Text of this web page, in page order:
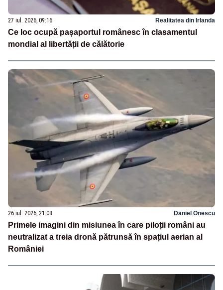
27 iul. 2026, 09:16 Realitatea din Irlanda
Ce loc ocupă pașaportul românesc în clasamentul
mondial al libertății de călătorie
26 iul. 2026, 21:08 Daniel Onescu
Primele imagini din misiunea în care piloții români au
neutralizat a treia dronă pătrunsă în spațiul aerian al
României